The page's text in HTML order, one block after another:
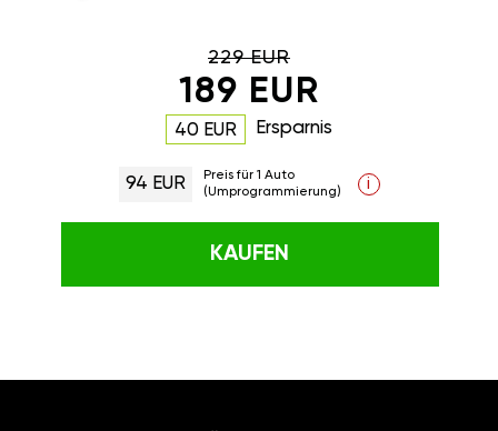
229 EUR
189 EUR
40 EUR Ersparnis
94 EUR
Preis für 1 Auto
(Umprogrammierung)
i
KAUFEN